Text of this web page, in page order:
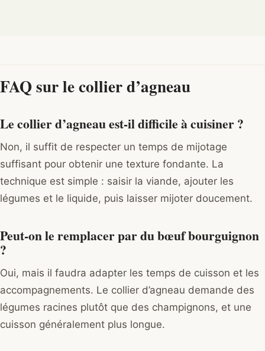
FAQ sur le collier d’agneau
Le collier d’agneau est-il difficile à cuisiner ?
Non, il suffit de respecter un temps de mijotage
suffisant pour obtenir une texture fondante. La
technique est simple : saisir la viande, ajouter les
légumes et le liquide, puis laisser mijoter doucement.
Peut-on le remplacer par du bœuf bourguignon
?
Oui, mais il faudra adapter les temps de cuisson et les
accompagnements. Le collier d’agneau demande des
légumes racines plutôt que des champignons, et une
cuisson généralement plus longue.